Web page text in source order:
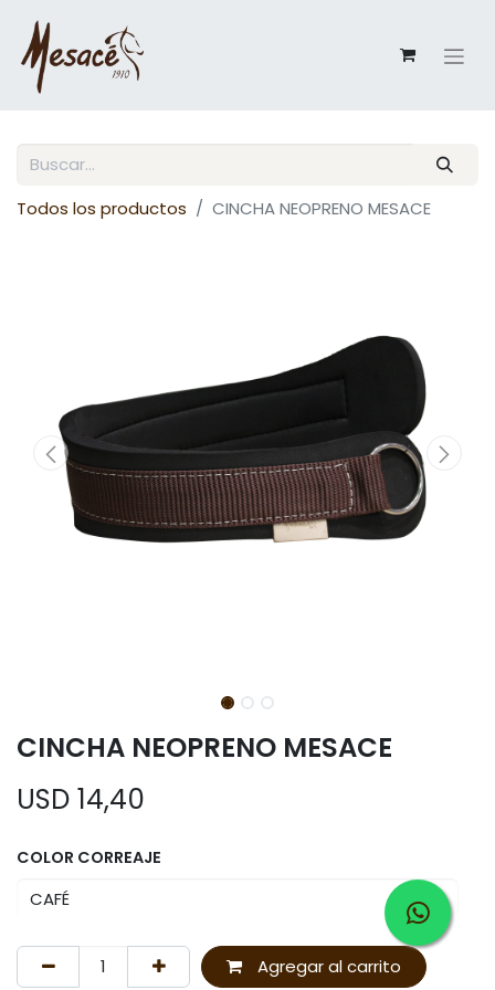
Todos los productos CINCHA NEOPRENO MESACE
CINCHA NEOPRENO MESACE
USD 14,40
COLOR CORREAJE
Agregar al carrito